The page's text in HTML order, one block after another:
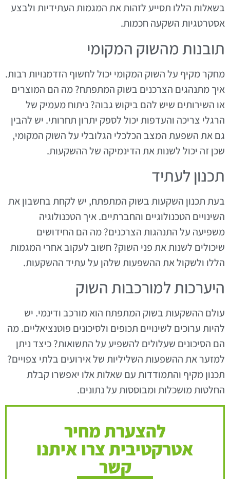
בשאלות הללו תסייע לזהות את המגמות העתידיות ולבצע
אסטרטגיות השקעה חכמות.
תובנות מהשוק המקומי
מחקר מקיף על השוק המקומי יכול לחשוף הזדמנויות רבות.
איך מתנהגים הצרכנים בשוק המתפתח? מה הם המוצרים
או השירותים שיש להם ביקוש גבוה? ניתוח מעמיק של
הרגלי צריכה והעדפות יכול לספק יתרון תחרותי. יש להבין
גם את השפעת המצב הכלכלי הגלובלי על השוק המקומי,
שכן זה יכול לשנות את הדינמיקה של ההשקעות.
תכנון לעתיד
בעת תכנון השקעות בשוק המתפתח, יש לקחת בחשבון את
השינויים הטכנולוגיים והחברתיים. איך הטכנולוגיה
משפיעה על התנהגות הצרכנים? מה הם החידושים
שיכולים לשנות את פני השוק? חשוב לעקוב אחרי המגמות
הללו ולשקול את ההשפעות שלהן על עתיד ההשקעות.
היערכות למורכבות השוק
עולם ההשקעות בשוק המתפתח הוא מורכב ודינמי. יש
להיות ערוכים לשינויים תכופים ולסיכונים פוטנציאליים. מה
הם הסיכונים שעלולים להשפיע על התשואות? כיצד ניתן
למזער את ההשפעות השליליות של אירועים בלתי צפויים?
תכנון מקיף והתמודדות עם שאלות אלו יאפשרו קבלת
החלטות מושכלות ומבוססות על נתונים.
להצערת מחיר
אטרקטיבית צרו איתנו
קשר